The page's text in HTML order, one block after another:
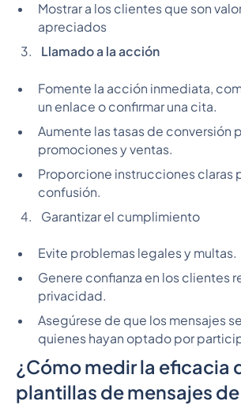
Mostrar a los clientes que son
apreciados
Llamado a la acción
Fomente la acción inmediata,
un enlace o confirmar una cita.
Aumente las tasas de conversión
promociones y ventas.
Proporcione instrucciones claras
confusión.
Garantizar el cumplimiento
Evite problemas legales y multas.
Genere confianza en los clientes
privacidad.
Asegúrese de que los mensajes
quienes hayan optado por
¿Cómo medir la eficacia
plantillas de mensajes